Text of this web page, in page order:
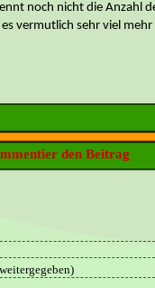
noch nicht die Anzahl
vermutlich sehr viel
den Beitrag